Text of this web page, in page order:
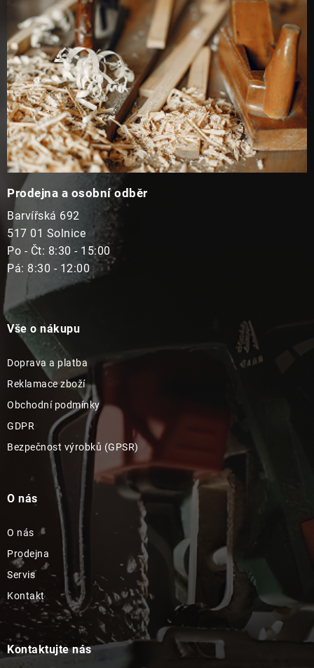
Prodejna a osobní odběr
Barvířská 692
517 01 Solnice
Po - Čt: 8:30 - 15:00
Pá: 8:30 - 12:00
Vše o nákupu
Doprava a platba
Reklamace zboží
Obchodní podmínky
GDPR
Bezpečnost výrobků (GPSR)
O nás
O nás
Prodejna
Servis
Kontakt
Kontaktujte nás